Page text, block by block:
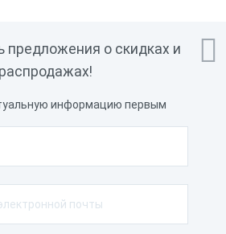

предложения о скидках и
распродажах!
информацию первым